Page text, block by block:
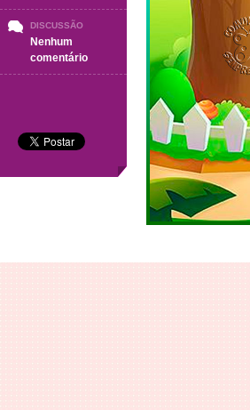
DISCUSSÃO
Nenhum
comentárioem
SÁBADO